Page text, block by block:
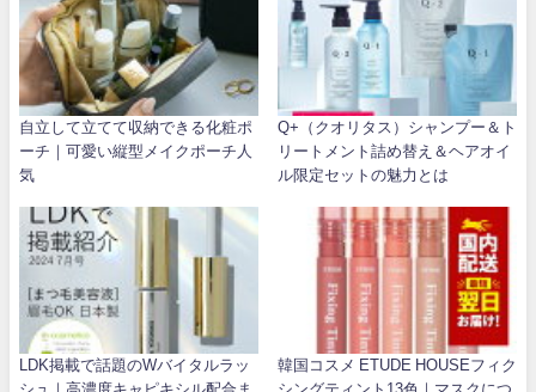
自立して立てて収納できる化粧ポ
ーチ｜可愛い縦型メイクポーチ人
気
Q+（クオリタス）シャンプー＆ト
リートメント詰め替え＆ヘアオイ
ル限定セットの魅力とは
LDK掲載で話題のWバイタルラッ
韓国コスメ ETUDE HOUSEフィク